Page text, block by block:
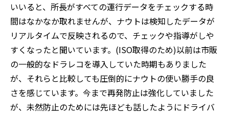
いいると、所長がすべての運行データをチェックする時
間はなかなか取れませんが、ナウトは検知したデータが
リアルタイムで反映されるので、チェックや指導がしや
すくなったと聞いています。(ISO取得のため)以前は市販
の一般的なドラレコを導入していた時期もありました
が、それらと比較しても圧倒的にナウトの使い勝手の良
さを感じています。今まで再発防止は強化していました
が、未然防止のためには先ほども話したようにドライバ